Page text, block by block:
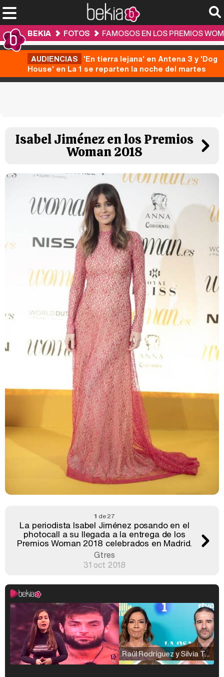
BEKIA FOTOS FAMOSOS EN LOS PREMIOS
AUDIENCIAS 'En tierra lejana' en Antena 3 y 'Dog
House' en La 1 se reparten la noche del martes
Isabel Jiménez en los Premios
Woman 2018
1 de 27
La periodista Isabel Jiménez posando en el
photocall a su llegada a la entrega de los
Premios Woman 2018 celebrados en Madrid.
Gtres
31 oct 2018
Raúl Rodríguez y Silvia Taulés nos cuentan su papel en 'La familia de la tele'